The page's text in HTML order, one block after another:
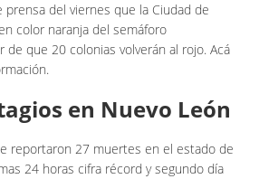
del viernes que la Ciudad de
color naranja del semáforo
de que 20 colonias volverán al rojo. Acá
en Nuevo León
reportaron 27 muertes en el estado de
24 horas cifra récord y segundo día